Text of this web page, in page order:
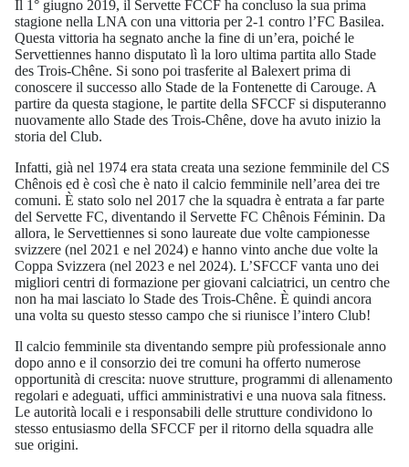
Il 1° giugno 2019, il Servette FCCF ha concluso la sua prima
stagione nella LNA con una vittoria per 2-1 contro l’FC Basilea.
Questa vittoria ha segnato anche la fine di un’era, poiché le
Servettiennes hanno disputato lì la loro ultima partita allo Stade
des Trois-Chêne. Si sono poi trasferite al Balexert prima di
conoscere il successo allo Stade de la Fontenette di Carouge. A
partire da questa stagione, le partite della SFCCF si disputeranno
nuovamente allo Stade des Trois-Chêne, dove ha avuto inizio la
storia del Club.
Infatti, già nel 1974 era stata creata una sezione femminile del CS
Chênois ed è così che è nato il calcio femminile nell’area dei tre
comuni. È stato solo nel 2017 che la squadra è entrata a far parte
del Servette FC, diventando il Servette FC Chênois Féminin. Da
allora, le Servettiennes si sono laureate due volte campionesse
svizzere (nel 2021 e nel 2024) e hanno vinto anche due volte la
Coppa Svizzera (nel 2023 e nel 2024). L’SFCCF vanta uno dei
migliori centri di formazione per giovani calciatrici, un centro che
non ha mai lasciato lo Stade des Trois-Chêne. È quindi ancora
una volta su questo stesso campo che si riunisce l’intero Club!
Il calcio femminile sta diventando sempre più professionale anno
dopo anno e il consorzio dei tre comuni ha offerto numerose
opportunità di crescita: nuove strutture, programmi di allenamento
regolari e adeguati, uffici amministrativi e una nuova sala fitness.
Le autorità locali e i responsabili delle strutture condividono lo
stesso entusiasmo della SFCCF per il ritorno della squadra alle
sue origini.